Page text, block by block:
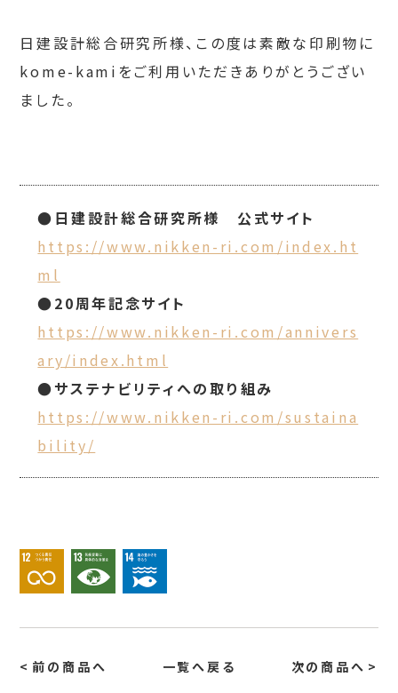
日建設計総合研究所様、この度は素敵な印刷物に
kome-kamiをご利用いただきありがとうござい
ました。
●日建設計総合研究所様 公式サイト
https://www.nikken-ri.com/index.ht
ml
●20周年記念サイト
https://www.nikken-ri.com/annivers
ary/index.html
●サステナビリティへの取り組み
https://www.nikken-ri.com/sustaina
bility/
前の商品へ 一覧へ戻る 次の商品へ